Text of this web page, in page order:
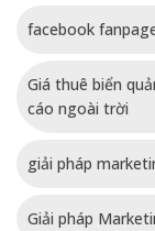
facebook
Giá thuê biển
cáo ngoài trời
giải pháp
Giải pháp